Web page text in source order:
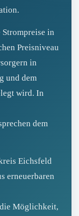
in
Preisniveau
in
und dem
wird. In
dem
Eichsfeld
erneuerbaren
Möglichkeit,